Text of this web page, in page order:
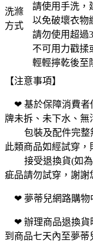
洗滌
方式
請使用手洗，
以免破壞衣物
請勿使用超過
不可用力戳揉
輕輕擰乾後至
【注意事項】
❤ 基於保障消費者
牌未拆、未下水、無
包裝及配件完整
此類商品如經試穿，
接受退換貨(如
疵品請勿試穿，謝謝
❤ 夢蒂兒網路購物
❤ 辦理商品退換貨
到商品七天內至夢蒂